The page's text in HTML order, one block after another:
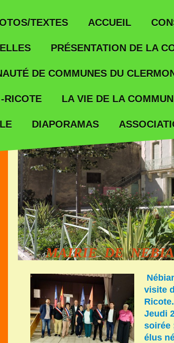
TEXTES ACCUEIL
PRÉSENTATION DE LA
DE COMMUNES DU
RICOTE LA VIE DE LA
DIAPORAMAS
MAIRIE DE
visite
Ricote.
Jeudi
soirée
élus